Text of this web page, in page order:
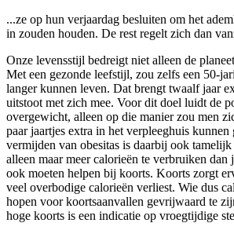
...ze op hun verjaardag besluiten om het
in zouden houden. De rest regelt zich dan
Onze levensstijl bedreigt niet alleen de
Met een gezonde leefstijl, zou zelfs een 50-
langer kunnen leven. Dat brengt twaalf jaar
uitstoot met zich mee. Voor dit doel luidt de
overgewicht, alleen op die manier zou men
paar jaartjes extra in het verpleeghuis kunnen
vermijden van obesitas is daarbij ook
alleen maar meer calorieën te verbruiken dan
ook moeten helpen bij koorts. Koorts zorgt
veel overbodige calorieën verliest. Wie dus
hopen voor koortsaanvallen gevrijwaard te
hoge koorts is een indicatie op vroegtijdige